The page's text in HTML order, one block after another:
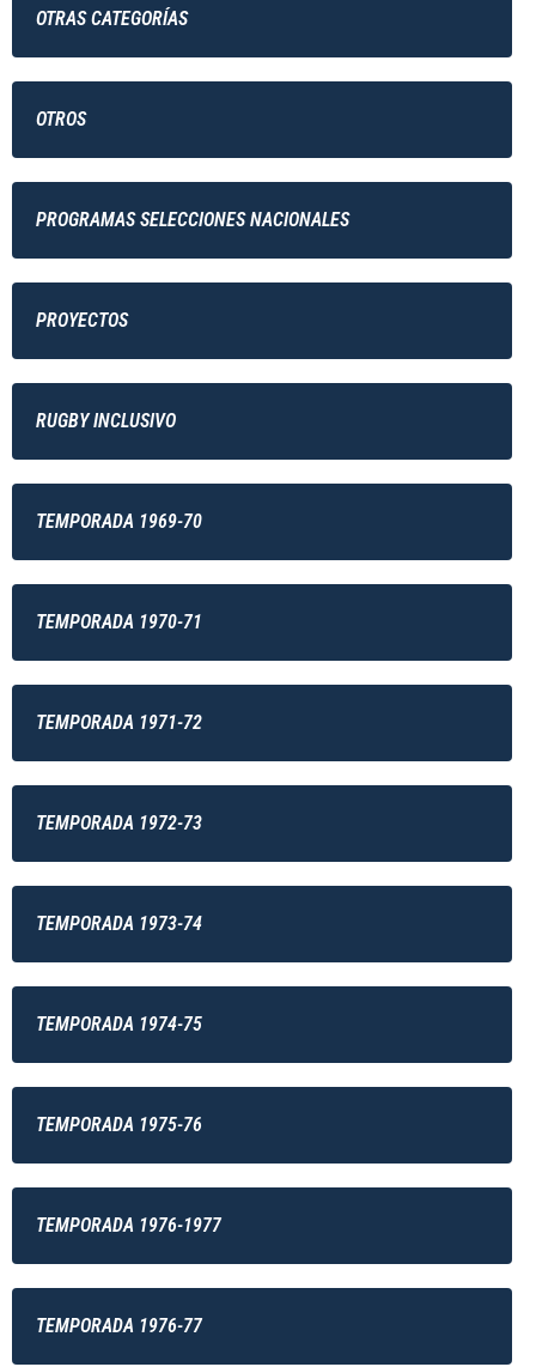
OTRAS CATEGORÍAS
OTROS
PROGRAMAS SELECCIONES NACIONALES
PROYECTOS
RUGBY INCLUSIVO
TEMPORADA 1969-70
TEMPORADA 1970-71
TEMPORADA 1971-72
TEMPORADA 1972-73
TEMPORADA 1973-74
TEMPORADA 1974-75
TEMPORADA 1975-76
TEMPORADA 1976-1977
TEMPORADA 1976-77